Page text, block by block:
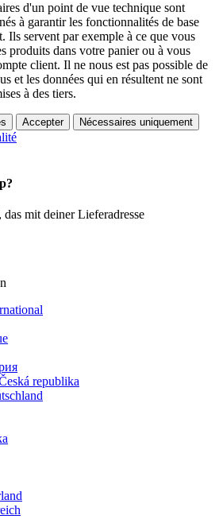
d'un point de vue technique sont
à garantir les fonctionnalités de base
Ils servent par exemple à ce que vous
produits dans votre panier ou à vous
client. Il ne nous est pas possible de
et les données qui en résultent ne sont
à des tiers.
Accepter Nécessaires uniquement
, das mit deiner Lieferadresse
republika